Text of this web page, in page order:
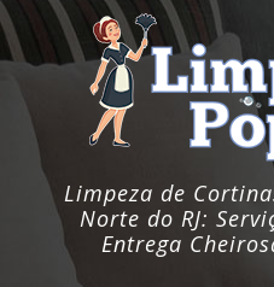
Limpeza de
Norte do RJ:
Entrega